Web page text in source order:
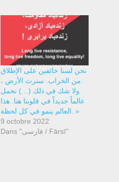
نحن لسنا خائفين على الإطلاق
من الخراب. سنرث الأرض ،
ولا شك في ذلك (…) نحمل
عالماً جديداً في قلوبنا هنا. هذا
العالم ينمو في كل لحظة. »
9 octobre 2022
Dans "فارسی / Fārsī"